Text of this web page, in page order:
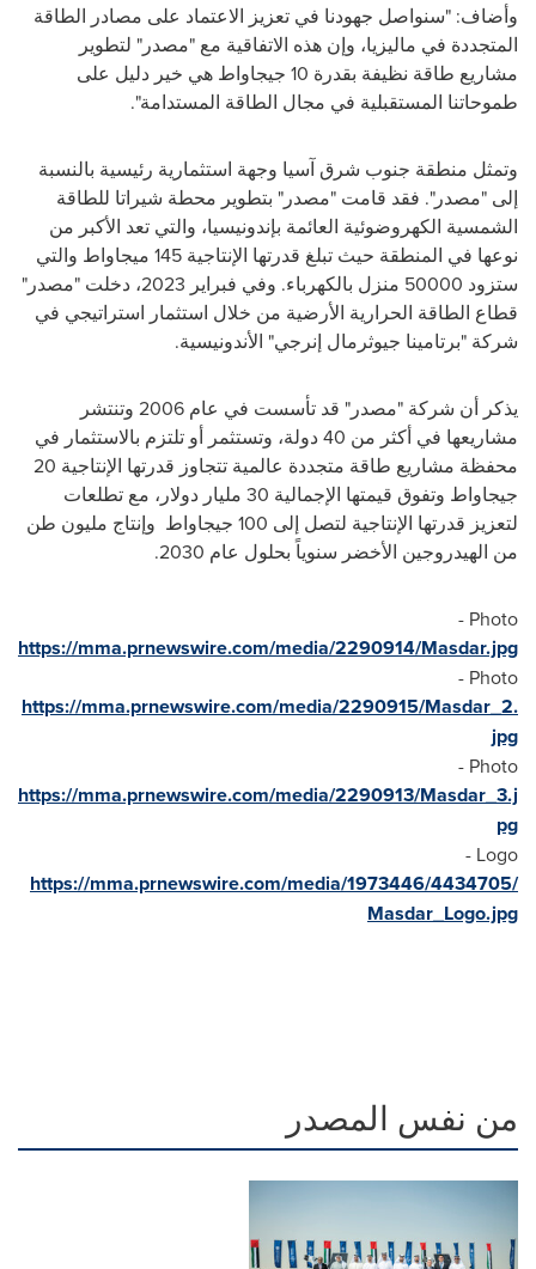
وأضاف: "سنواصل جهودنا في تعزيز الاعتماد على مصادر الطاقة
المتجددة في ماليزيا، وإن هذه الاتفاقية مع "مصدر" لتطوير
مشاريع طاقة نظيفة بقدرة 10 جيجاواط هي خير دليل على
طموحاتنا المستقبلية في مجال الطاقة المستدامة".
وتمثل منطقة جنوب شرق آسيا وجهة استثمارية رئيسية بالنسبة
إلى "مصدر". فقد قامت "مصدر" بتطوير محطة شيراتا للطاقة
الشمسية الكهروضوئية العائمة بإندونيسيا، والتي تعد الأكبر من
نوعها في المنطقة حيث تبلغ قدرتها الإنتاجية 145 ميجاواط والتي
ستزود 50000 منزل بالكهرباء. وفي فبراير 2023، دخلت "مصدر"
قطاع الطاقة الحرارية الأرضية من خلال استثمار استراتيجي في
شركة "برتامينا جيوثرمال إنرجي" الأندونيسية.
يذكر أن شركة "مصدر" قد تأسست في عام 2006 وتنتشر
مشاريعها في أكثر من 40 دولة، وتستثمر أو تلتزم بالاستثمار في
محفظة مشاريع طاقة متجددة عالمية تتجاوز قدرتها الإنتاجية 20
جيجاواط وتفوق قيمتها الإجمالية 30 مليار دولار، مع تطلعات
لتعزيز قدرتها الإنتاجية لتصل إلى 100 جيجاواط وإنتاج مليون طن
من الهيدروجين الأخضر سنوياً بحلول عام 2030.
Photo -
https://mma.prnewswire.com/media/2290914/Masdar.jpg
Photo -
https://mma.prnewswire.com/media/2290915/Masdar_2.
jpg
Photo -
https://mma.prnewswire.com/media/2290913/Masdar_3.j
pg
Logo -
https://mma.prnewswire.com/media/1973446/4434705/
Masdar_Logo.jpg
من نفس المصدر